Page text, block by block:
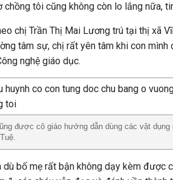
chồng tôi cũng không còn lo lắng nữa,
chị Trần Thị Mai Lương trú tại thị xã
tâm sự, chị rất yên tâm khi con
nghệ giáo dục.
được cô giáo hướng dẫn dùng các vật
dù bố mẹ rất bận không dạy kèm được